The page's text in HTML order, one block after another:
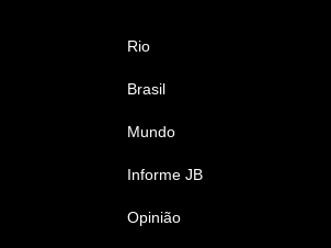
Rio
Brasil
Mundo
Informe JB
Opinião